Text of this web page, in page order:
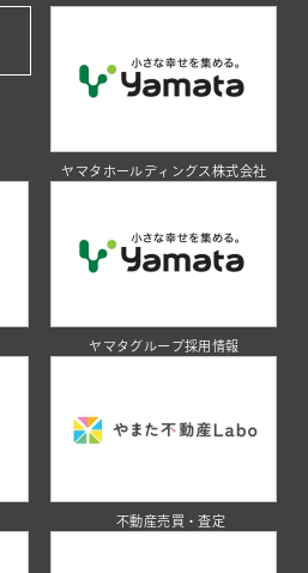
ヤマタホールディングス株式会社
ヤマタグループ採用情報
不動産売買・査定